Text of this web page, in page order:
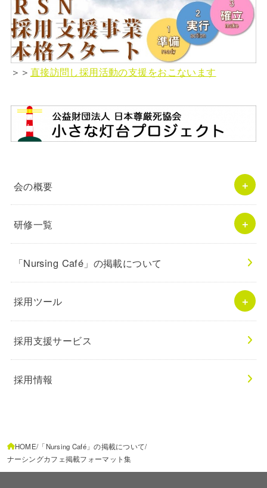
＞＞ 直接訪問し採用活動の支援をおこないます
会の概要
研修一覧
「Nursing Café」の掲載について
採用ツール
採用支援サービス
採用情報
HOME
「Nursing Café」の掲載について
ナーシングカフェ掲載フォーマット集